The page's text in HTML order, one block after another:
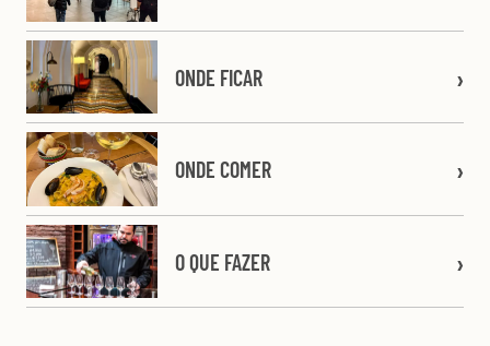
ONDE FICAR
ONDE COMER
O QUE FAZER